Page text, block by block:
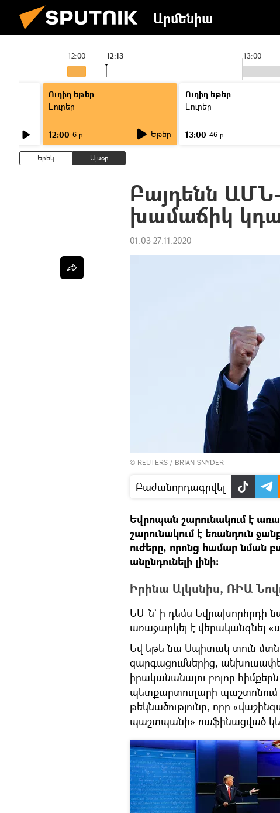
Արմենիա
12:00 13:00
12:13
Ուղիղ եթեր
Լուրեր
12:00 6 ր Եթեր
Ուղիղ եթեր
Լուրեր
13:00 46 ր
Երեկ Այսօր
Բայդենն
խամաճիկ
01:03 27.11.2020
© REUTERS / BRIAN SNYDER
Բաժանորդագրվել
Եվրոպան շարունակում է
շարունակում է եռանդուն
ուժերը, որոնց համար
անընդունելի լինի։
Իրինա Ալկսնիս, ՌԻԱ
ԵՄ-ն` ի դեմս Եվրախորհրդի
առաջարկել է վերականգնել
Եվ եթե նա Սպիտակ տուն
զարգացումներից,
իրականանալու բոլոր
պետքարտուղարի պաշտոնում
թեկնածությունը, որը
պաշտպանի» ռաֆինացված